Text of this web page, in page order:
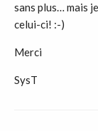
sans plus… mais
celui-ci! :-)
Merci
SysT